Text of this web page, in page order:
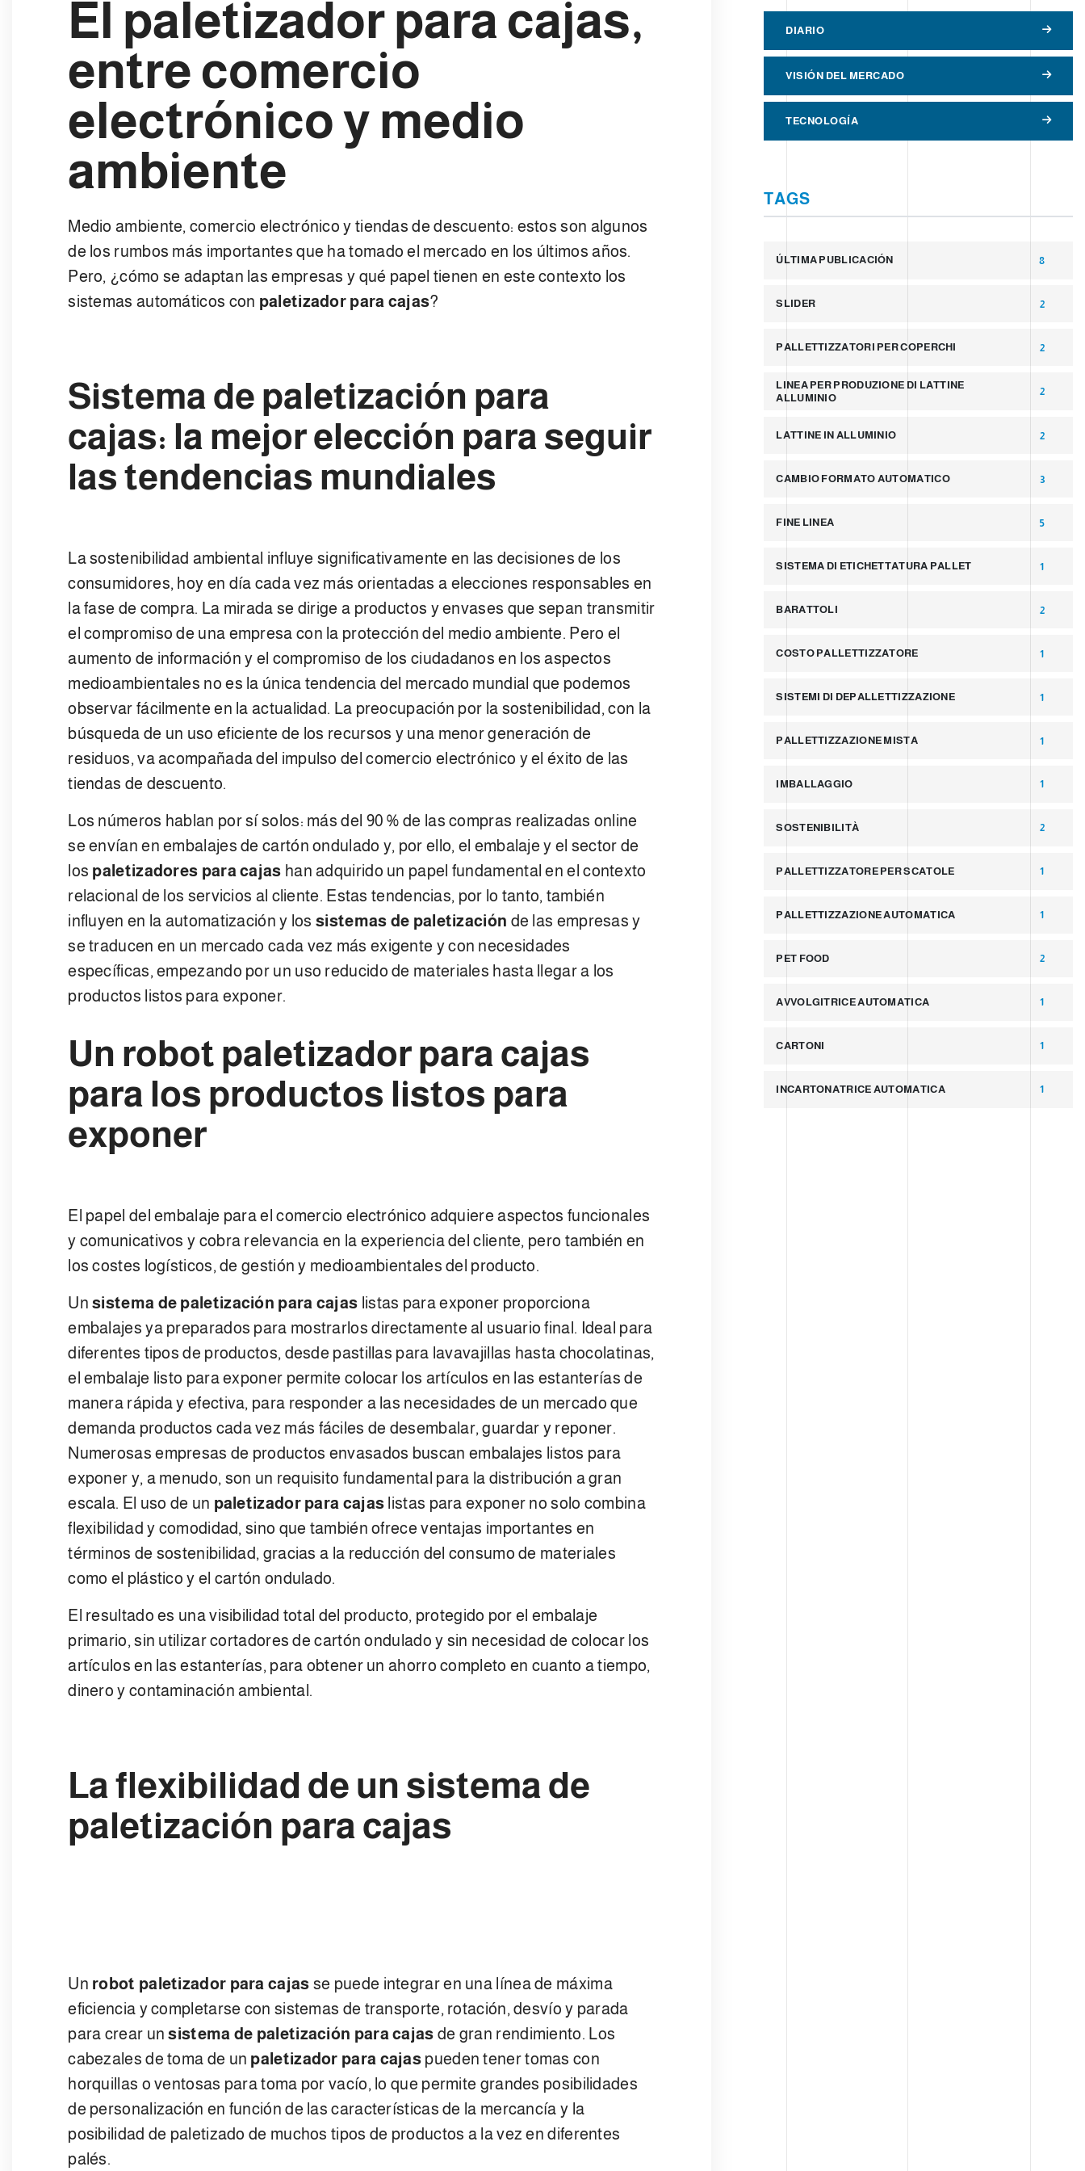
El paletizador para cajas,
entre comercio
electrónico y medio
ambiente
Medio ambiente, comercio electrónico y tiendas de descuento: estos son algunos
de los rumbos más importantes que ha tomado el mercado en los últimos años.
Pero, ¿cómo se adaptan las empresas y qué papel tienen en este contexto los
sistemas automáticos con paletizador para cajas?
Sistema de paletización para
cajas: la mejor elección para seguir
las tendencias mundiales
La sostenibilidad ambiental influye significativamente en las decisiones de los
consumidores, hoy en día cada vez más orientadas a elecciones responsables en
la fase de compra. La mirada se dirige a productos y envases que sepan transmitir
el compromiso de una empresa con la protección del medio ambiente. Pero el
aumento de información y el compromiso de los ciudadanos en los aspectos
medioambientales no es la única tendencia del mercado mundial que podemos
observar fácilmente en la actualidad. La preocupación por la sostenibilidad, con la
búsqueda de un uso eficiente de los recursos y una menor generación de
residuos, va acompañada del impulso del comercio electrónico y el éxito de las
tiendas de descuento.
Los números hablan por sí solos: más del 90 % de las compras realizadas online
se envían en embalajes de cartón ondulado y, por ello, el embalaje y el sector de
los paletizadores para cajas han adquirido un papel fundamental en el contexto
relacional de los servicios al cliente. Estas tendencias, por lo tanto, también
influyen en la automatización y lossistemas de paletización de las empresas y
se traducen en un mercado cada vez más exigente y con necesidades
específicas, empezando por un uso reducido de materiales hasta llegar a los
productos listos para exponer.
Un robot paletizador para cajas
para los productos listos para
exponer
El papel del embalaje para el comercio electrónico adquiere aspectos funcionales
y comunicativos y cobra relevancia en la experiencia del cliente, pero también en
los costes logísticos, de gestión y medioambientales del producto.
Unsistema de paletización para cajas listas para exponer proporciona
embalajes ya preparados para mostrarlos directamente al usuario final. Ideal para
diferentes tipos de productos, desde pastillas para lavavajillas hasta chocolatinas,
el embalaje listo para exponer permite colocar los artículos en las estanterías de
manera rápida y efectiva, para responder a las necesidades de un mercado que
demanda productos cada vez más fáciles de desembalar, guardar y reponer.
Numerosas empresas de productos envasados buscan embalajes listos para
exponer y, a menudo, son un requisito fundamental para la distribución a gran
escala. El uso de un paletizador para cajas listas para exponer no solo combina
flexibilidad y comodidad, sino que también ofrece ventajas importantes en
términos de sostenibilidad, gracias a la reducción del consumo de materiales
como el plástico y el cartón ondulado.
El resultado es una visibilidad total del producto, protegido por el embalaje
primario, sin utilizar cortadores de cartón ondulado y sin necesidad de colocar los
artículos en las estanterías, para obtener un ahorro completo en cuanto a tiempo,
dinero y contaminación ambiental.
La flexibilidad de un sistema de
paletización para cajas
Un robot paletizador para cajas se puede integrar en una línea de máxima
eficiencia y completarse con sistemas de transporte, rotación, desvío y parada
para crear unsistema de paletización para cajas de gran rendimiento. Los
cabezales de toma de un paletizador para cajas pueden tener tomas con
horquillas o ventosas para toma por vacío, lo que permite grandes posibilidades
de personalización en función de las características de la mercancía y la
posibilidad de paletizado de muchos tipos de productos a la vez en diferentes
palés.
DIARIO
VISIÓN DEL MERCADO
TECNOLOGÍA
TAGS
ÚLTIMA PUBLICACIÓN 8
SLIDER 2
PALLETTIZZATORI PER COPERCHI 2
LINEA PER PRODUZIONE DI LATTINE
ALLUMINIO
2
LATTINE IN ALLUMINIO 2
CAMBIO FORMATO AUTOMATICO 3
FINE LINEA 5
SISTEMA DI ETICHETTATURA PALLET 1
BARATTOLI 2
COSTO PALLETTIZZATORE 1
SISTEMI DI DEPALLETTIZZAZIONE 1
PALLETTIZZAZIONE MISTA 1
IMBALLAGGIO 1
SOSTENIBILITÀ 2
PALLETTIZZATORE PER SCATOLE 1
PALLETTIZZAZIONE AUTOMATICA 1
PET FOOD 2
AVVOLGITRICE AUTOMATICA 1
CARTONI 1
INCARTONATRICE AUTOMATICA 1